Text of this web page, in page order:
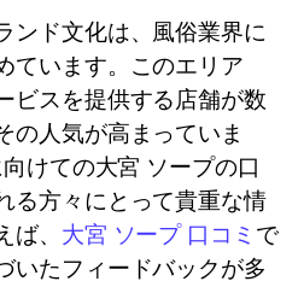
ンド文化は、風俗業界に
ています。このエリア
ビスを提供する店舗が数
の人気が高まっていま
けての大宮 ソープの口
る方々にとって貴重な情
、 大宮 ソープ 口コミ で
いたフィードバックが多